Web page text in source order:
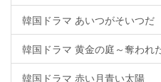
韓国ドラマ あいつがそいつだ
韓国ドラマ 黄金の庭～奪われ
韓国ドラマ 赤い月青い太陽